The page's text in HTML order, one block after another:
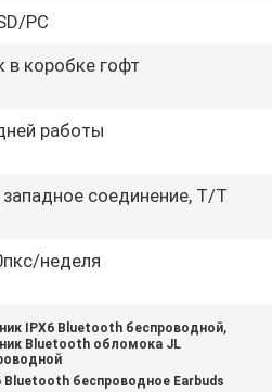
PC
в коробке гофт
работы
соединение, Т/Т
неделя
IPX6 Bluetooth беспроводной,
Bluetooth обломока JL
Bluetooth беспроводное Earbuds